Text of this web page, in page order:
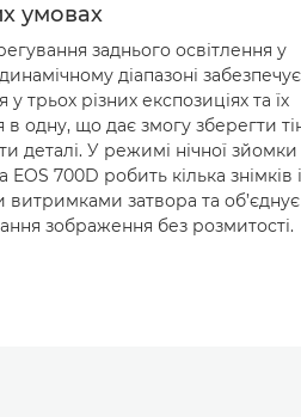
умовах
заднього освітлення у
діапазоні забезпечує
у трьох різних експозиціях та їх
в одну, що дає змогу зберегти
деталі. У режимі нічної зйомки
EOS 700D робить кілька знімків
затвора та об’єднує
зображення без розмитості.